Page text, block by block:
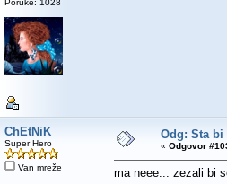
Poruke: 1028
ChEtNiK
Super Hero
Van mreže
Odg: Sta
« Odgovor
ma neee... zezali bi